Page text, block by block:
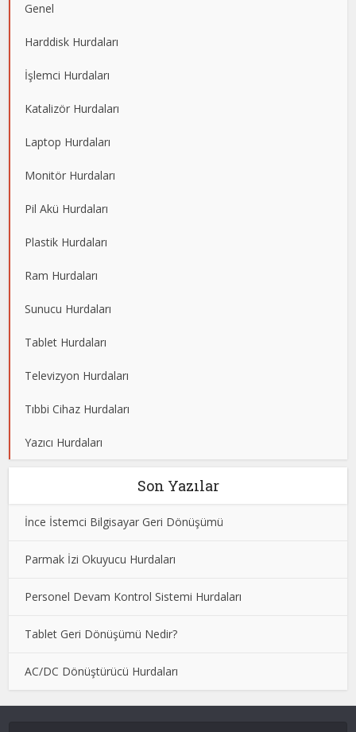
Genel
Harddisk Hurdaları
İşlemci Hurdaları
Katalizör Hurdaları
Laptop Hurdaları
Monitör Hurdaları
Pil Akü Hurdaları
Plastik Hurdaları
Ram Hurdaları
Sunucu Hurdaları
Tablet Hurdaları
Televizyon Hurdaları
Tıbbi Cihaz Hurdaları
Yazıcı Hurdaları
Son Yazılar
İnce İstemci Bilgisayar Geri Dönüşümü
Parmak İzi Okuyucu Hurdaları
Personel Devam Kontrol Sistemi Hurdaları
Tablet Geri Dönüşümü Nedir?
AC/DC Dönüştürücü Hurdaları